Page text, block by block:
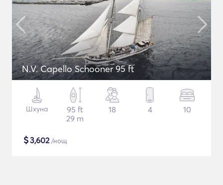
N.V. Capello Schooner 95 ft
Шхуна
95 ft
29 m
18 4 10
$3,602/нощ